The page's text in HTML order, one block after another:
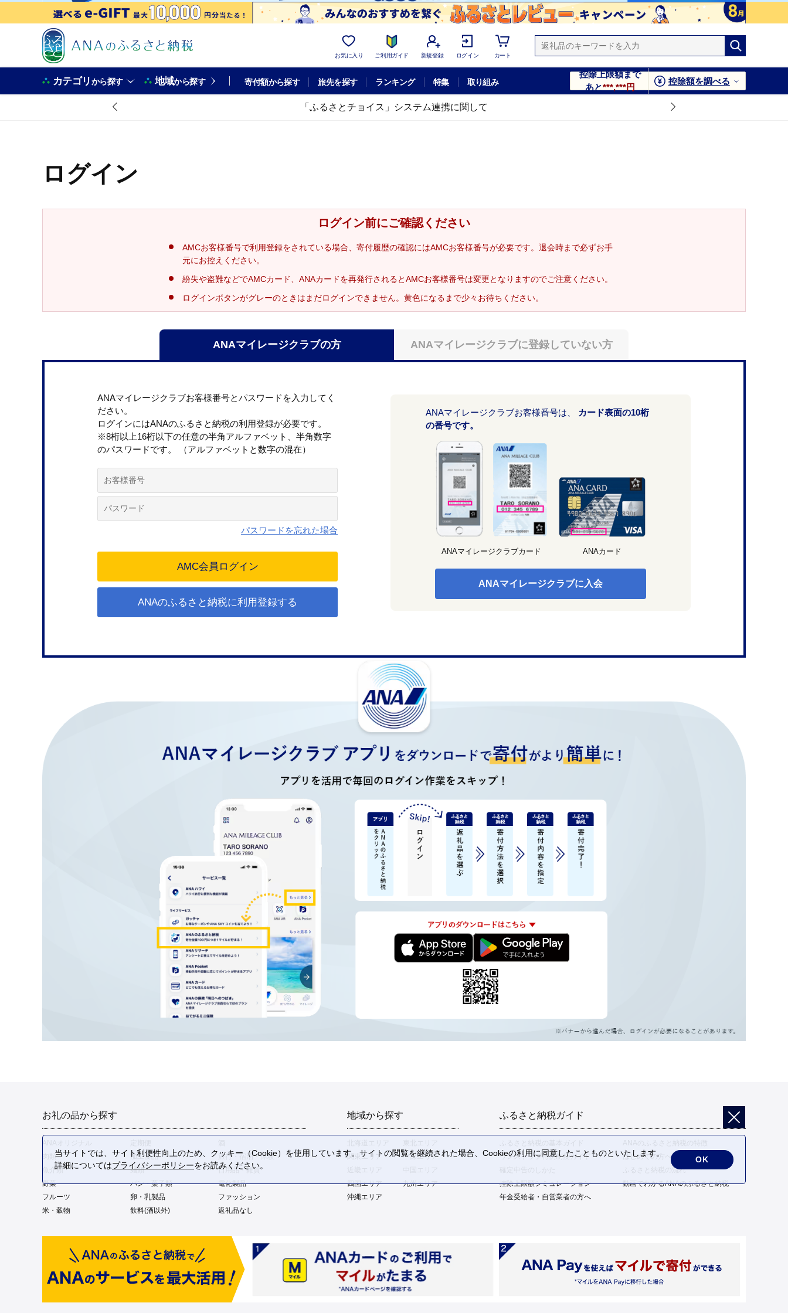
お気に入り ご利用ガイド 新規登録 ログイン カート
カテゴリから探す 地域から探す 寄付額から探す 旅先を探す ランキング 特集 取り組み
控除上限額まで
あと***,***円
控除額を調べる
「ふるさとチョイス」システム連携に関して
ログイン
ログイン前にご確認ください
AMCお客様番号で利用登録をされている場合、寄付履歴の確認にはAMCお客様番号が必要です。退会時まで必ずお手
元にお控えください。
紛失や盗難などでAMCカード、ANAカードを再発行されるとAMCお客様番号は変更となりますのでご注意ください。
ログインボタンがグレーのときはまだログインできません。黄色になるまで少々お待ちください。
ANAマイレージクラブの方 ANAマイレージクラブに登録していない方
ANAマイレージクラブお客様番号とパスワードを入力してく
ださい。
ログインにはANAのふるさと納税の利用登録が必要です。
※8桁以上16桁以下の任意の半角アルファベット、半角数字
のパスワードです。 （アルファベットと数字の混在）
パスワードを忘れた場合
ANAのふるさと納税に利用登録する
ANAマイレージクラブお客様番号は、
カード表面の10桁
の番号です。
ANAマイレージクラブカード ANAカード
ANAマイレージクラブに入会
お礼の品から探す
肉類
加工食品
旅行・宿泊・体験
魚介類
麺類
日用品・雑貨
野菜
パン・菓子類
電化製品
フルーツ
卵・乳製品
ファッション
米・穀物
飲料(酒以外) 返礼品なし
地域から探す
関東エリア
中部エリア
四国エリア
九州エリア
沖縄エリア
ふるさと納税ガイド
ふるさと納税の基本ガイド
ANAのふるさと納税の特徴
ワンストップ特例制度ガイド
はじめての方へ
ふるさと納税の流れ
控除上限額シミュレーション
動画でわかるANAのふるさと納税
年金受給者・自営業者の方へ
当サイトでは、サイト利便性向上のため、クッキー（Cookie）を使用しています。サイトの閲覧を継続された場合、Cookieの利用に同意したことものといたします。
詳細についてはプライバシーポリシーをお読みください。
OK